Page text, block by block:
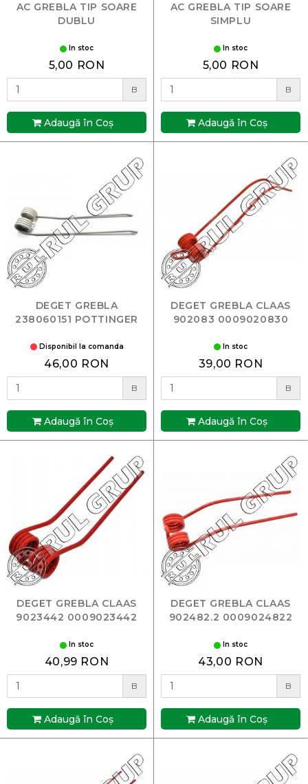
AC GREBLA TIP SOARE
DUBLU
In stoc
5,00 RON
B
Adaugă în Coş
AC GREBLA TIP SOARE
SIMPLU
In stoc
5,00 RON
B
Adaugă în Coş
DEGET GREBLA
238060151 POTTINGER
Disponibil la comanda
46,00 RON
B
Adaugă în Coş
DEGET GREBLA CLAAS
902083 0009020830
In stoc
39,00 RON
B
Adaugă în Coş
DEGET GREBLA CLAAS
9023442 0009023442
In stoc
40,99 RON
B
Adaugă în Coş
DEGET GREBLA CLAAS
902482.2 0009024822
In stoc
43,00 RON
B
Adaugă în Coş